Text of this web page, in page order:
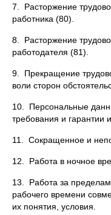
7. Расторжение
работника (80).
8. Расторжение
работодателя (81).
9. Прекращение
воли сторон
10. Персональные
требования и гарантии
11. Сокращенное и
12. Работа в ночное
13. Работа за
рабочего времени
их понятия, условия.